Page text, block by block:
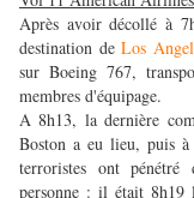
Après avoir décollé à
destination deLos
sur Boeing 767,
membres d'équipage.
A 8h13, la dernière
Boston a eu lieu, puis
terroristes ont
personne : il était 8h19